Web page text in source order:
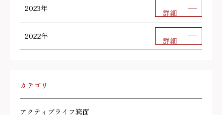
2023年 詳細
2022年 詳細
カテゴリ
アクティブライフ箕面